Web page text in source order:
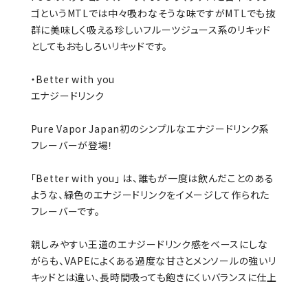
ゴというMTLでは中々吸わなそうな味ですがMTLでも抜
群に美味しく吸える珍しいフルーツジュース系のリキッド
としてもおもしろいリキッドです。
・Better with you
エナジードリンク
Pure Vapor Japan初のシンプルなエナジードリンク系
フレーバーが登場！
「Better with you」 は、誰もが一度は飲んだことのある
ような、緑色のエナジードリンクをイメージして作られた
フレーバーです。
親しみやすい王道のエナジードリンク感をベースにしな
がらも、VAPEによくある過度な甘さとメンソールの強いリ
キッドとは違い、長時間吸っても飽きにくいバランスに仕上